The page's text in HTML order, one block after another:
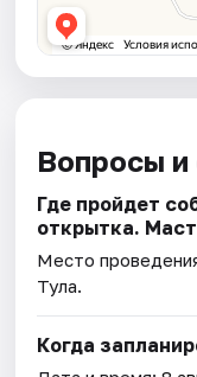
Вопросы и
Где пройдет
открытка.
Место
Тула.
Когда